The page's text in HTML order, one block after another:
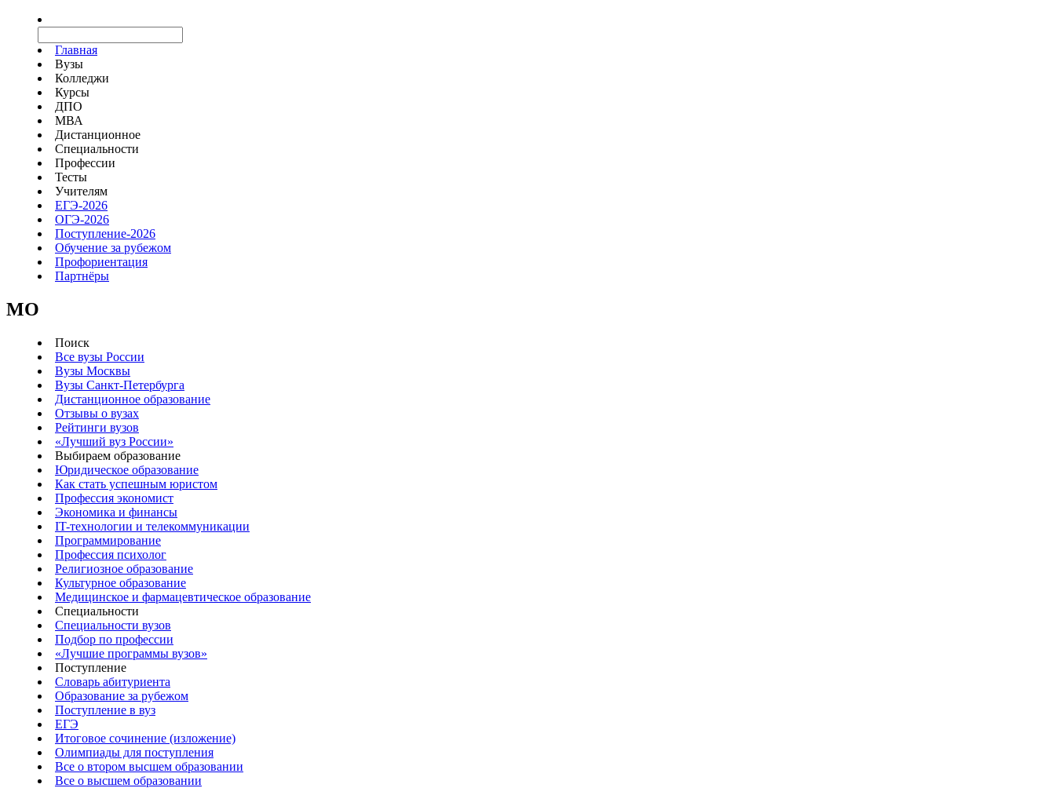
Главная
Вузы
Колледжи
Курсы
ДПО
МВА
Дистанционное
Специальности
Профессии
Тесты
Учителям
ЕГЭ-2026
ОГЭ-2026
Поступление-2026
Обучение за рубежом
Профориентация
Партнёры
MO
Поиск
Все вузы России
Вузы Москвы
Вузы Санкт-Петербурга
Дистанционное образование
Отзывы о вузах
Рейтинги вузов
«Лучший вуз России»
Выбираем образование
Юридическое образование
Как стать успешным юристом
Профессия экономист
Экономика и финансы
IT-технологии и телекоммуникации
Программирование
Профессия психолог
Религиозное образование
Культурное образование
Медицинское и фармацевтическое образование
Специальности
Специальности вузов
Подбор по профессии
«Лучшие программы вузов»
Поступление
Словарь абитуриента
Образование за рубежом
Поступление в вуз
ЕГЭ
Итоговое сочинение (изложение)
Олимпиады для поступления
Все о втором высшем образовании
Все о высшем образовании